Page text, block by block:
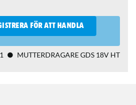
FÖR ATT HANDLA
MUTTERDRAGARE GDS 18V HT